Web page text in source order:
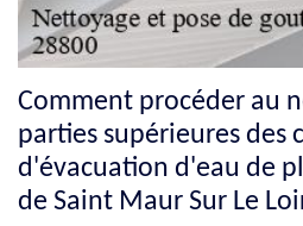
Comment procéder au
parties supérieures des
d'évacuation d'eau de
de Saint Maur Sur Le